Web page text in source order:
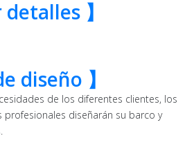
】
diseño 】
de los diferentes clientes, los
diseñarán su barco y